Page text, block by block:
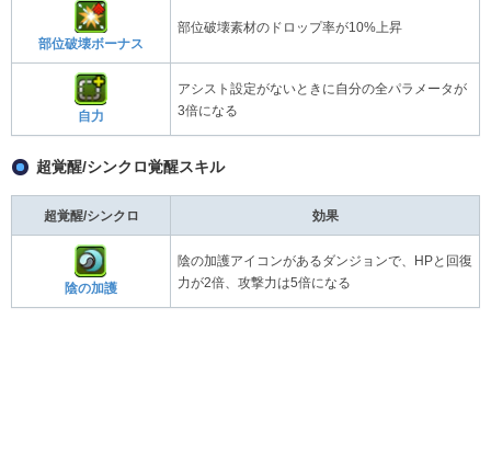
部位破壊ボーナス
部位破壊素材のドロップ率が10%上昇
自力
アシスト設定がないときに自分の全パラメータが
3倍になる
超覚醒/シンクロ覚醒スキル
超覚醒/シンクロ 効果
陰の加護
陰の加護アイコンがあるダンジョンで、HPと回復
力が2倍、攻撃力は5倍になる